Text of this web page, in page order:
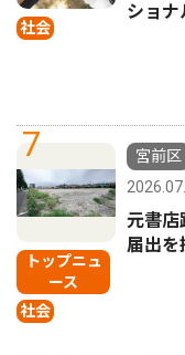
社会
ショナ
7
トップニュ
ース
社会
宮前区
元書
届出を